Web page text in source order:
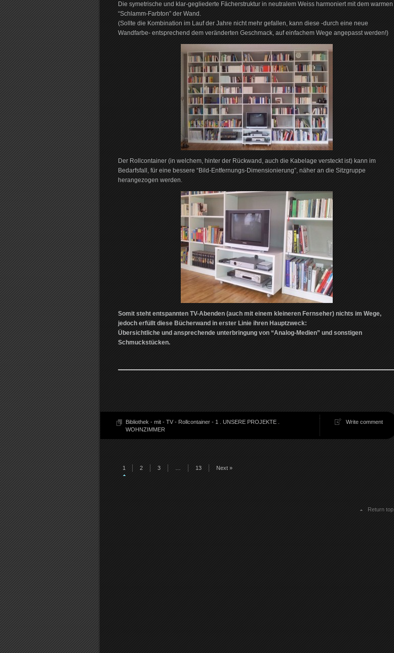
Die symetrische und klar-gegliederte Fächerstruktur in neutralem Weiss harmoniert mit dem warmen
“Schlamm-Farbton” der Wand.
(Sollte die Kombination im Lauf der Jahre nicht mehr gefallen, kann diese -durch eine neue
Wandfarbe- entsprechend dem veränderten Geschmack, auf einfachem Wege angepasst werden!)
Der Rollcontainer (in welchem, hinter der Rückwand, auch die Kabelage versteckt ist) kann im
Bedarfsfall, für eine bessere “Bild-Entfernungs-Dimensionierung”, näher an die Sitzgruppe
herangezogen werden.
Somit steht entspannten TV-Abenden (auch mit einem kleineren Fernseher) nichts im Wege,
jedoch erfüllt diese Bücherwand in erster Linie ihren Hauptzweck:
Übersichtliche und ansprechende unterbringung von “Analog-Medien” und sonstigen
Schmuckstücken.
Bibliothek - mit - TV - Rollcontainer - 1 UNSERE PROJEKTE.
WOHNZIMMER
Write comment
1 2 3 13 Next »
Return top